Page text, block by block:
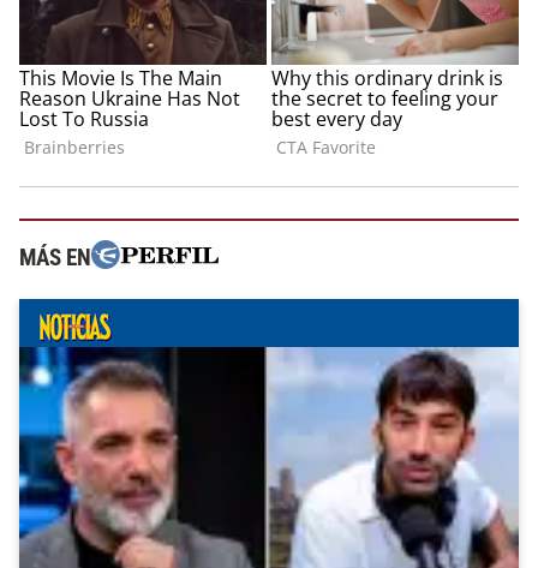
MÁS EN